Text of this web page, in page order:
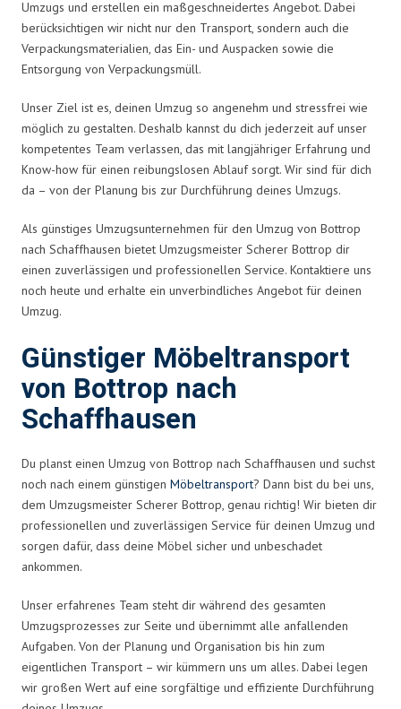
Umzugs und erstellen ein maßgeschneidertes Angebot. Dabei
berücksichtigen wir nicht nur den Transport, sondern auch die
Verpackungsmaterialien, das Ein- und Auspacken sowie die
Entsorgung von Verpackungsmüll.
Unser Ziel ist es, deinen Umzug so angenehm und stressfrei wie
möglich zu gestalten. Deshalb kannst du dich jederzeit auf unser
kompetentes Team verlassen, das mit langjähriger Erfahrung und
Know-how für einen reibungslosen Ablauf sorgt. Wir sind für dich
da – von der Planung bis zur Durchführung deines Umzugs.
Als günstiges Umzugsunternehmen für den Umzug von Bottrop
nach Schaffhausen bietet Umzugsmeister Scherer Bottrop dir
einen zuverlässigen und professionellen Service. Kontaktiere uns
noch heute und erhalte ein unverbindliches Angebot für deinen
Umzug.
Günstiger Möbeltransport
von Bottrop nach
Schaffhausen
Du planst einen Umzug von Bottrop nach Schaffhausen und suchst
noch nach einem günstigen Möbeltransport? Dann bist du bei uns,
dem Umzugsmeister Scherer Bottrop, genau richtig! Wir bieten dir
professionellen und zuverlässigen Service für deinen Umzug und
sorgen dafür, dass deine Möbel sicher und unbeschadet
ankommen.
Unser erfahrenes Team steht dir während des gesamten
Umzugsprozesses zur Seite und übernimmt alle anfallenden
Aufgaben. Von der Planung und Organisation bis hin zum
eigentlichen Transport – wir kümmern uns um alles. Dabei legen
wir großen Wert auf eine sorgfältige und effiziente Durchführung